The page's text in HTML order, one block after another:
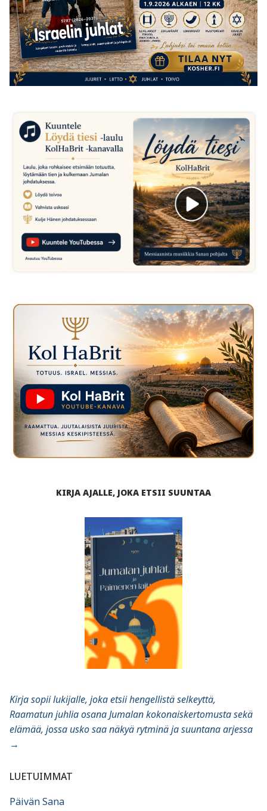
KIRJA AJALLE, JOKA ETSII SUUNTAA
Kirja sopii lukijalle, joka etsii hengellistä selkeyttä,
Raamatun juhlia osana Jumalan kokonaiskertomusta sekä
elämää, jossa usko saa näkyä rytminä ja suuntana arjessa
→
LUETUIMMAT
Päivän Sana